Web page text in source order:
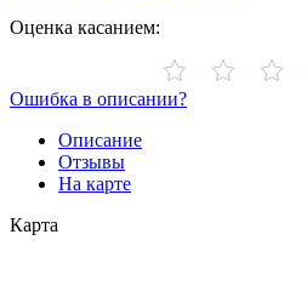
Оценка касанием:
Ошибка в описании?
Описание
Отзывы
На карте
Карта